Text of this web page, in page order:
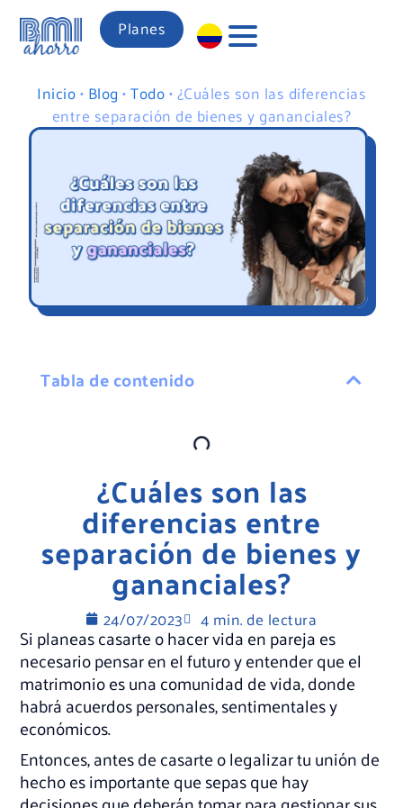
Planes
Inicio• Blog •Todo•¿Cuáles son las diferencias
entre separación de bienes y gananciales?
¿Cuáles son las
diferencias entre
separación de bienes y
gananciales?
Tabla de contenido
24/07/2023 4 min. de lectura
Si planeas casarte o hacer vida en pareja es
necesario pensar en el futuro y entender que el
matrimonio es una comunidad de vida, donde
habrá acuerdos personales, sentimentales y
económicos.
Entonces, antes de casarte o legalizar tu unión de
hecho es importante que sepas que hay